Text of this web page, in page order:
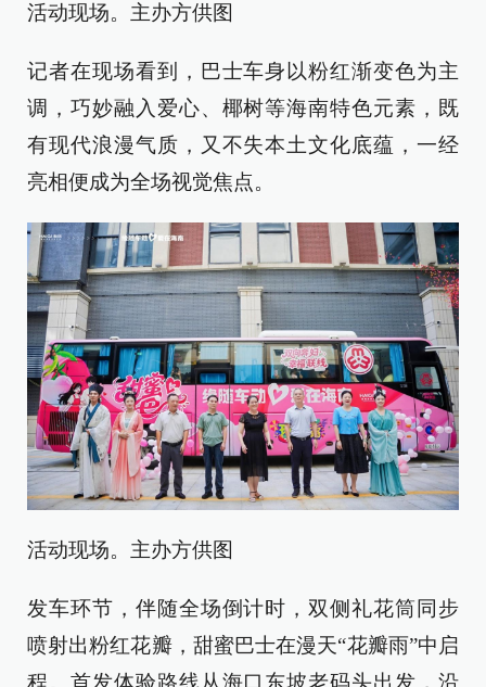
活动现场。主办方供图
记者在现场看到，巴士车身以粉红渐变色为主
调，巧妙融入爱心、椰树等海南特色元素，既
有现代浪漫气质，又不失本土文化底蕴，一经
亮相便成为全场视觉焦点。
活动现场。主办方供图
发车环节，伴随全场倒计时，双侧礼花筒同步
喷射出粉红花瓣，甜蜜巴士在漫天“花瓣雨”中启
程。首发体验路线从海口东坡老码头出发，沿